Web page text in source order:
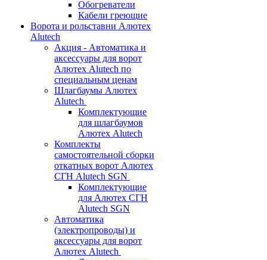
Обогреватели
Кабели греющие
Ворота и рольставни Алютех
Alutech
Акция - Автоматика и
аксессуары для ворот
Алютех Alutech по
специальным ценам
Шлагбаумы Алютех
Alutech
Комплектующие
для шлагбаумов
Алютех Alutech
Комплекты
самостоятельной сборки
откатных ворот Алютех
СГН Alutech SGN
Комплектующие
для Алютех СГН
Alutech SGN
Автоматика
(электропроводы) и
аксессуары для ворот
Алютех Alutech